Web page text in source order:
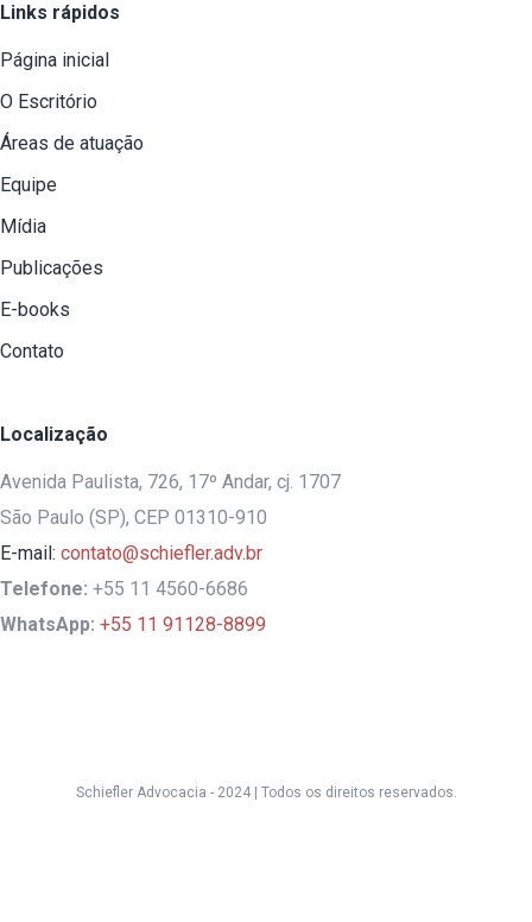
Links rápidos
Página inicial
O Escritório
Áreas de atuação
Equipe
Mídia
Publicações
E-books
Contato
Localização
Avenida Paulista, 726, 17º Andar, cj. 1707
São Paulo (SP), CEP 01310-910
E-mail: contato@schiefler.adv.br
Telefone: +55 11 4560-6686
WhatsApp: +55 11 91128-8899
Schiefler Advocacia - 2024 | Todos os direitos reservados.